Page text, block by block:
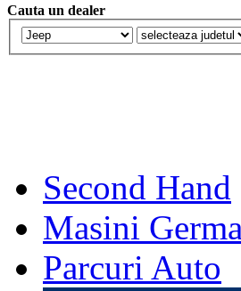
Cauta un dealer
Second Hand
Masini
Parcuri Auto